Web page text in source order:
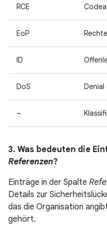
RCE
EoP
ID
DoS
–
3. Was bedeuten die
Referenzen?
Einträge in der Spalte
Details zur
das die Organisation
gehört.